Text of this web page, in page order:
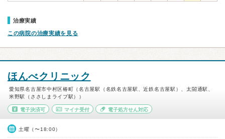
治療実績
この病院の治療実績を見る
ほんべクリニック
愛知県名古屋市中村区椿町（名古屋駅（名鉄名古屋駅、近鉄名古屋駅）、太閤通駅、
米野駅（ささしまライブ駅））
電子決済可 マイナ受付 電子処方せん対応
土曜（〜18:00）